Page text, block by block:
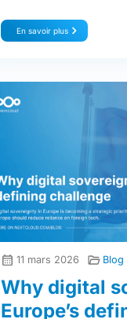
En savoir plus
11 mars 2026 Blog
Why digital
Europe’s